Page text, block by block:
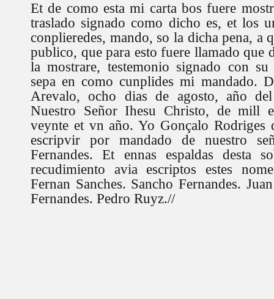
Et de como esta mi carta bos fuere
traslado signado como dicho es, et los
conplieredes, mando, so la dicha pena, a
publico, que para esto fuere llamado que
la mostrare, testemonio signado con
sepa en como cunplides mi mandado.
Arevalo, ocho dias de agosto, año
Nuestro Señor Ihesu Christo, de mill
veynte et vn año. Yo Gonçalo Rodriges
escripvir por mandado de nuestro
Fernandes. Et ennas espaldas desta
recudimiento avia escriptos estes
Fernan Sanches. Sancho Fernandes.
Fernandes. Pedro Ruyz.//